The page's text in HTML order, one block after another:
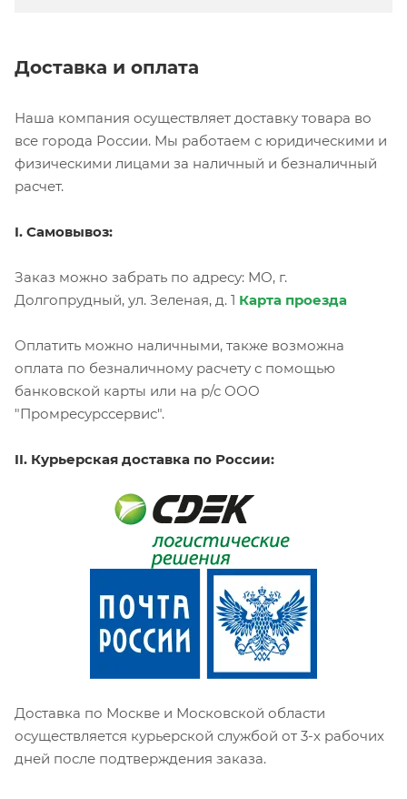
Доставка и оплата
Наша компания осуществляет доставку товара во
все города России. Мы работаем с юридическими и
физическими лицами за наличный и безналичный
расчет.
I. Самовывоз:
Заказ можно забрать по адресу: МО, г.
Долгопрудный, ул. Зеленая, д. 1 Карта проезда
Оплатить можно наличными, также возможна
оплата по безналичному расчету с помощью
банковской карты или на р/с ООО
"Промресурссервис".
II. Курьерская доставка по России:
Доставка по Москве и Московской области
осуществляется курьерской службой от 3-х рабочих
дней после подтверждения заказа.